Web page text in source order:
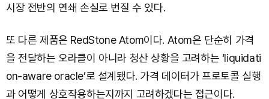
시장 전반의 연쇄 손실로 번질 수 있다.
또 다른 제품은 RedStone Atom이다. Atom은 단순히 가격
을 전달하는 오라클이 아니라 청산 상황을 고려하는 ‘liquidati
on-aware oracle’로 설계됐다. 가격 데이터가 프로토콜 실행
과 어떻게 상호작용하는지까지 고려하겠다는 접근이다.